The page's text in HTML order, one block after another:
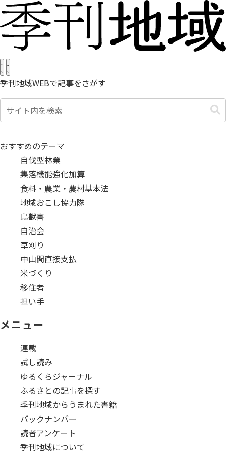
季刊地域WEBで記事をさがす
おすすめのテーマ
自伐型林業
集落機能強化加算
食料・農業・農村基本法
地域おこし協力隊
鳥獣害
自治会
草刈り
中山間直接支払
米づくり
移住者
担い手
メニュー
連載
試し読み
ゆるくらジャーナル
ふるさとの記事を探す
季刊地域からうまれた書籍
バックナンバー
読者アンケート
季刊地域について